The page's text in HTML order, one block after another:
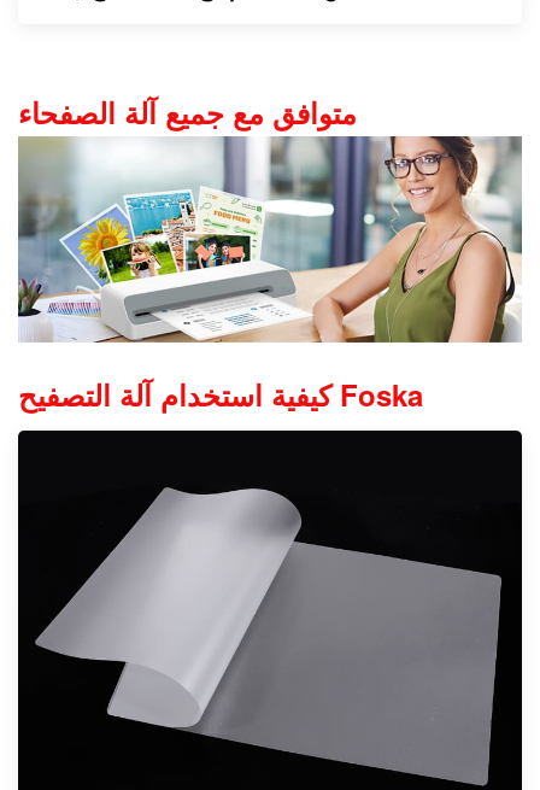
متوافق مع جميع آلة الصفحاء
كيفية استخدام آلة التصفيح Foska